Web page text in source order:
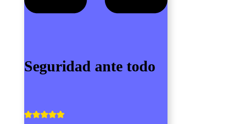
Seguridad ante todo